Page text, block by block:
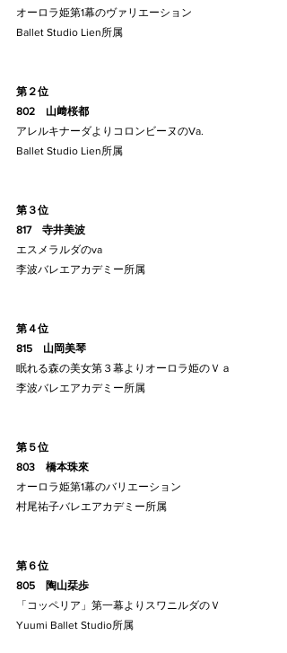
オーロラ姫第1幕のヴァリエーション
Ballet Studio Lien所属
第２位
802    山﨑桜都
アレルキナーダよりコロンビーヌのVa.
Ballet Studio Lien所属
第３位
817    寺井美波
エスメラルダのva
李波バレエアカデミー所属
第４位
815    山岡美琴
眠れる森の美女第３幕よりオーロラ姫のＶａ
李波バレエアカデミー所属
第５位
803    橋本珠來
オーロラ姫第1幕のバリエーション
村尾祐子バレエアカデミー所属
第６位
805    陶山栞歩
「コッペリア」第一幕よりスワニルダのＶ
Yuumi Ballet Studio所属